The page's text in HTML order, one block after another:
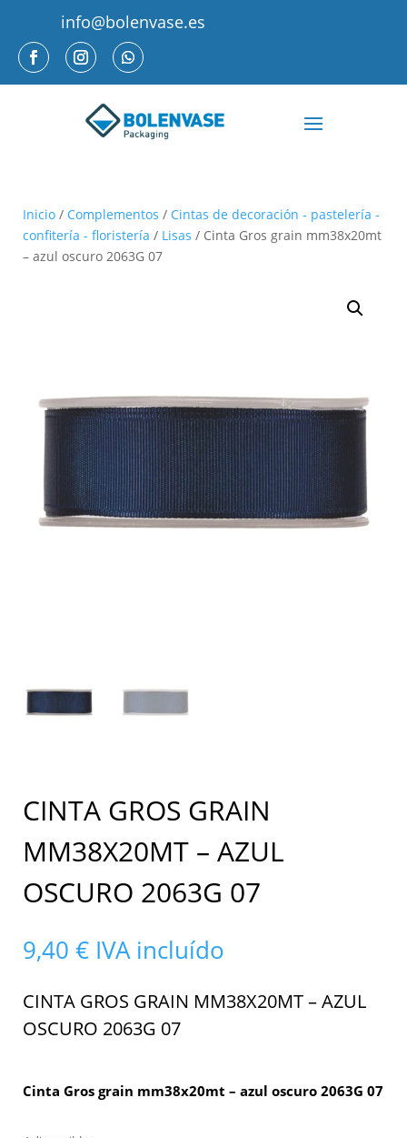
info@bolenvase.es
Inicio / Complementos / Cintas de decoración - pastelería -
confitería - floristería / Lisas / Cinta Gros grain mm38x20mt
– azul oscuro 2063G 07
CINTA GROS GRAIN
MM38X20MT – AZUL
OSCURO 2063G 07
9,40 € IVA incluído
CINTA GROS GRAIN MM38X20MT – AZUL
OSCURO 2063G 07
Cinta Gros grain mm38x20mt – azul oscuro 2063G 07